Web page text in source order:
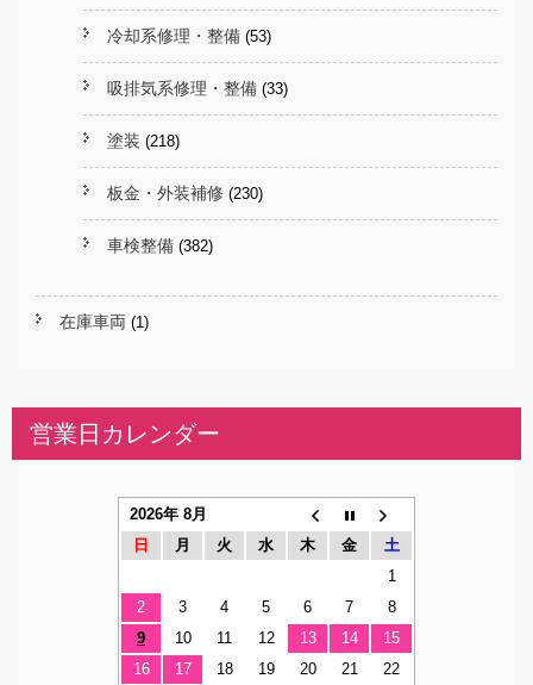
冷却系修理・整備 (53)
吸排気系修理・整備 (33)
塗装 (218)
板金・外装補修 (230)
車検整備 (382)
在庫車両 (1)
営業日カレンダー
2026年 8月
日
月 火 水 木 金
土
1
2
3 4 5 6 7
8
9
10 11 12 13 14
15
16
17 18 19 20 21
22